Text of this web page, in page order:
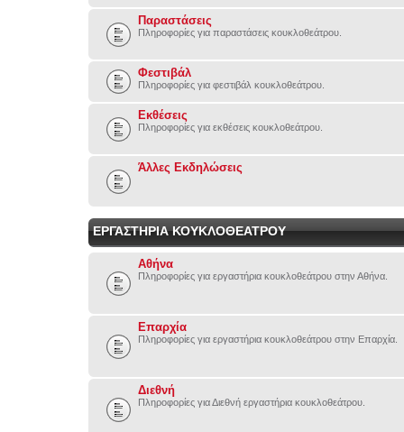
Παραστάσεις
Πληροφορίες για παραστάσεις κουκλοθεάτρου.
Φεστιβάλ
Πληροφορίες για φεστιβάλ κουκλοθεάτρου.
Εκθέσεις
Πληροφορίες για εκθέσεις κουκλοθεάτρου.
Άλλες Εκδηλώσεις
ΕΡΓΑΣΤΗΡΙΑ ΚΟΥΚΛΟΘΕΑΤΡΟΥ
Αθήνα
Πληροφορίες για εργαστήρια κουκλοθεάτρου στην Αθήνα.
Επαρχία
Πληροφορίες για εργαστήρια κουκλοθεάτρου στην Επαρχία.
Διεθνή
Πληροφορίες για Διεθνή εργαστήρια κουκλοθεάτρου.